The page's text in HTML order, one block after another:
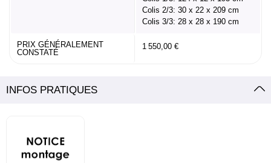
Colis 2/3: 30 x 22 x 209 cm
Colis 3/3: 28 x 28 x 190 cm
PRIX GÉNÉRALEMENT
CONSTATÉ
1 550,00 €
INFOS PRATIQUES